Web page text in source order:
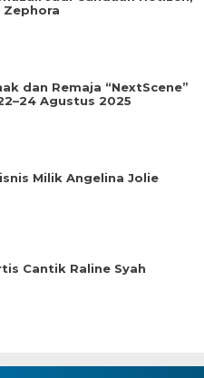
Zephora
dan Remaja “NextScene”
Agustus 2025
Milik Angelina Jolie
Cantik Raline Syah